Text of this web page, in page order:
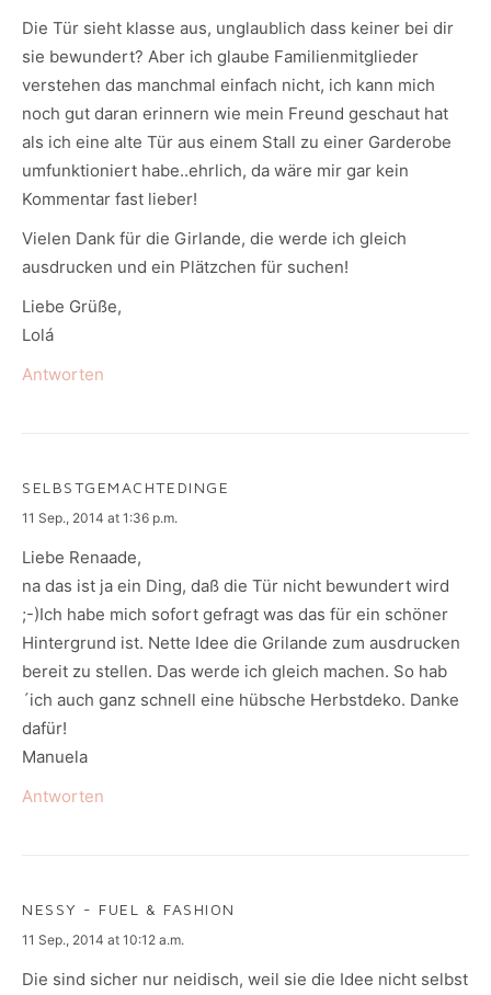
Die Tür sieht klasse aus, unglaublich dass keiner bei dir
sie bewundert? Aber ich glaube Familienmitglieder
verstehen das manchmal einfach nicht, ich kann mich
noch gut daran erinnern wie mein Freund geschaut hat
als ich eine alte Tür aus einem Stall zu einer Garderobe
umfunktioniert habe..ehrlich, da wäre mir gar kein
Kommentar fast lieber!
Vielen Dank für die Girlande, die werde ich gleich
ausdrucken und ein Plätzchen für suchen!
Liebe Grüße,
Lolá
Antworten
SELBSTGEMACHTEDINGE
says:
11 Sep., 2014 at 1:36 p.m.
Liebe Renaade,
na das ist ja ein Ding, daß die Tür nicht bewundert wird
;-)Ich habe mich sofort gefragt was das für ein schöner
Hintergrund ist. Nette Idee die Grilande zum ausdrucken
bereit zu stellen. Das werde ich gleich machen. So hab
´ich auch ganz schnell eine hübsche Herbstdeko. Danke
dafür!
Manuela
Antworten
NESSY - FUEL & FASHION
says:
11 Sep., 2014 at 10:12 a.m.
Die sind sicher nur neidisch, weil sie die Idee nicht selbst